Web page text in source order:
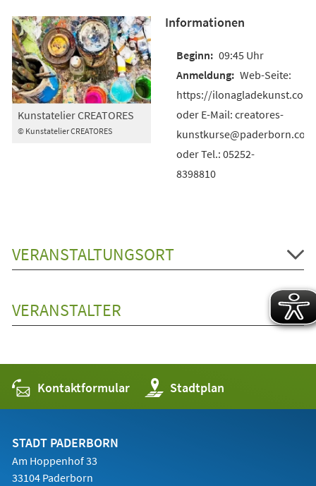
© Kunstatelier CREATORES
Kunstatelier CREATORES
Informationen
09:45 Uhr
Web-Seite:
https://ilonagladekunst.com
oder E-Mail: creatores-
kunstkurse@paderborn.com
oder Tel.: 05252-
8398810
VERANSTALTUNGSORT
VERANSTALTER
Kontaktformular Stadtplan
(Öffnet
in
einem
STADT PADERBORN
Am Hoppenhof 33
33104 Paderborn